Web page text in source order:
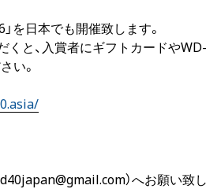
を日本でも開催致します。
と、入賞者にギフトカードや
い。
）へお願い致し